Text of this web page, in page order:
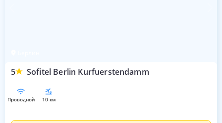
5 Sofitel Berlin Kurfuerstendamm
проводной 10 км